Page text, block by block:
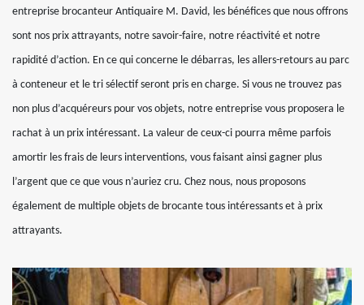
entreprise brocanteur Antiquaire M. David, les bénéfices que nous offrons
sont nos prix attrayants, notre savoir-faire, notre réactivité et notre
rapidité d’action. En ce qui concerne le débarras, les allers-retours au parc
à conteneur et le tri sélectif seront pris en charge. Si vous ne trouvez pas
non plus d’acquéreurs pour vos objets, notre entreprise vous proposera le
rachat à un prix intéressant. La valeur de ceux-ci pourra même parfois
amortir les frais de leurs interventions, vous faisant ainsi gagner plus
l’argent que ce que vous n’auriez cru. Chez nous, nous proposons
également de multiple objets de brocante tous intéressants et à prix
attrayants.